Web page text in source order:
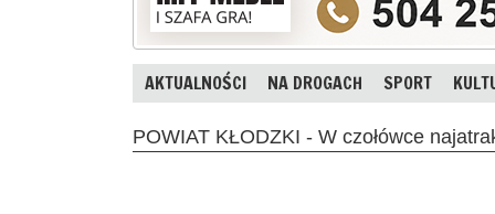
AKTUALNOŚCI NA DROGACH SPORT
POWIAT KŁODZKI - W czołówce